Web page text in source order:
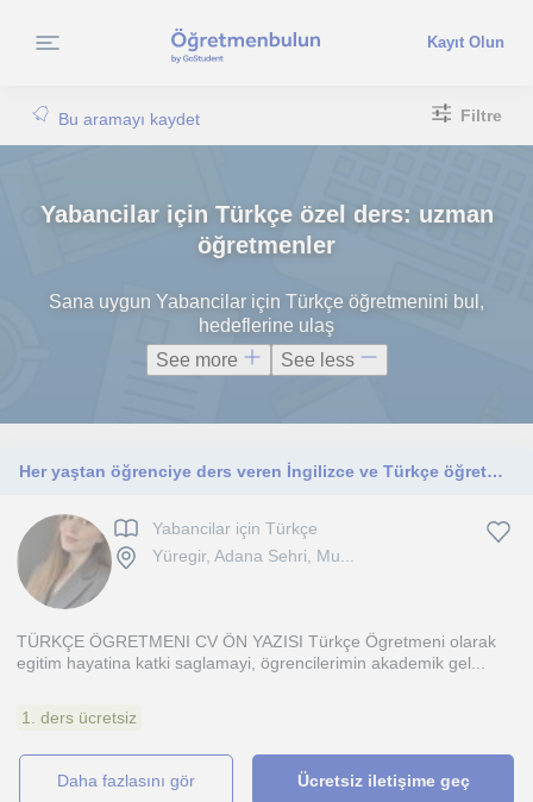
Kayıt Olun
Bu aramayı kaydet Filtre
Yabancilar için Türkçe özel ders: uzman
öğretmenler
Sana uygun Yabancilar için Türkçe öğretmenini bul,
hedeflerine ulaş
See more
See less
Her yaştan öğrenciye ders veren İngilizce ve Türkçe öğretmeni
Yabancilar için Türkçe
Yüregir, Adana Sehri, Mu...
TÜRKÇE ÖGRETMENI CV ÖN YAZISI Türkçe Ögretmeni olarak
egitim hayatina katki saglamayi, ögrencilerimin akademik gel...
1. ders ücretsiz
daha fazlasını gör Ücretsiz iletişime geç